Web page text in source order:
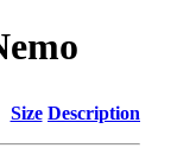
Size Description